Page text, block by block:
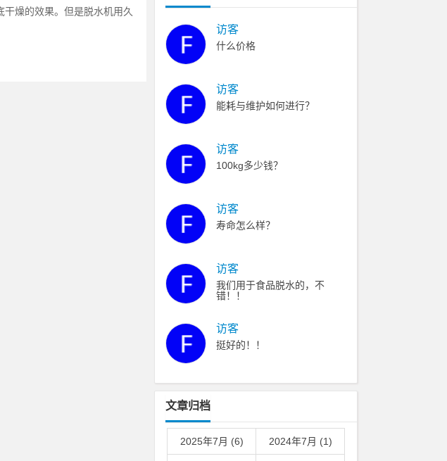
燥的效果。但是脱水机用久
访客
什么价格
访客
能耗与维护如何进行？
访客
100kg多少钱？
访客
寿命怎么样？
访客
我们用于食品脱水的，不
错！！
访客
挺好的！！
文章归档
2025年7月 (6) 2024年7月 (1)